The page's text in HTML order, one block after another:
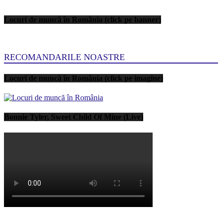
Locuri de muncă în România (click pe banner)
RECOMANDARILE NOASTRE
Locuri de muncă în România (click pe imagine)
Bonnie Tyler, Sweet Child Of Mine (Live)